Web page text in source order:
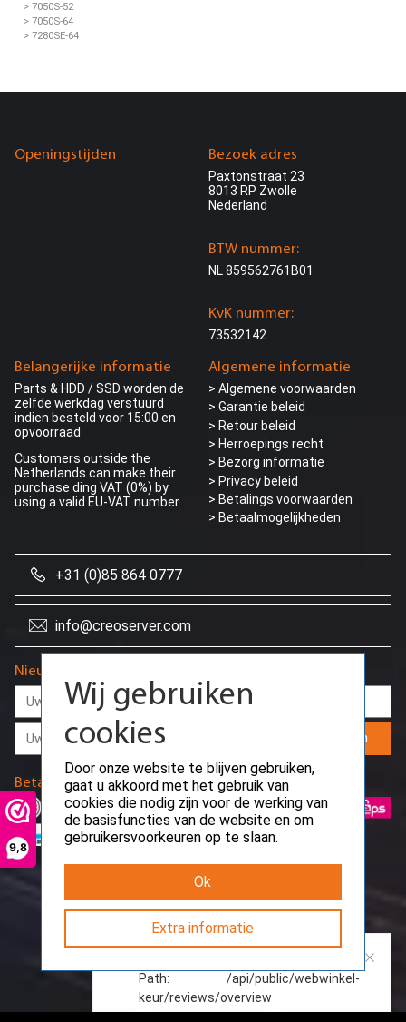
9,8
> 7050S-52
> 7050S-64
> 7280SE-64
Openingstijden
Belangerijke informatie
Parts & HDD / SSD worden de
zelfde werkdag verstuurd
indien besteld voor 15:00 en
opvoorraad
Customers outside the
Netherlands can make their
purchase ding VAT (0%) by
using a valid EU-VAT number
Algemene informatie
> Algemene voorwaarden
> Garantie beleid
> Retour beleid
> Herroepings recht
> Bezorg informatie
> Privacy beleid
> Betalings voorwaarden
> Betaalmogelijkheden
Bezoek adres
Paxtonstraat 23
8013 RP Zwolle
Nederland
BTW nummer:
NL 859562761B01
KvK nummer:
73532142
+31 (0)85 864 0777
info@creoserver.com
Nieuwsbrief
Aanmelden
Betaalmethodes
Wij gebruiken
cookies
Door onze website te blijven gebruiken,
gaat u akkoord met het gebruik van
cookies die nodig zijn voor de werking van
de basisfuncties van de website en om
gebruikersvoorkeuren op te slaan.
Ok
Extra informatie
Path: /api/public/webwinkel-
keur/reviews/overview